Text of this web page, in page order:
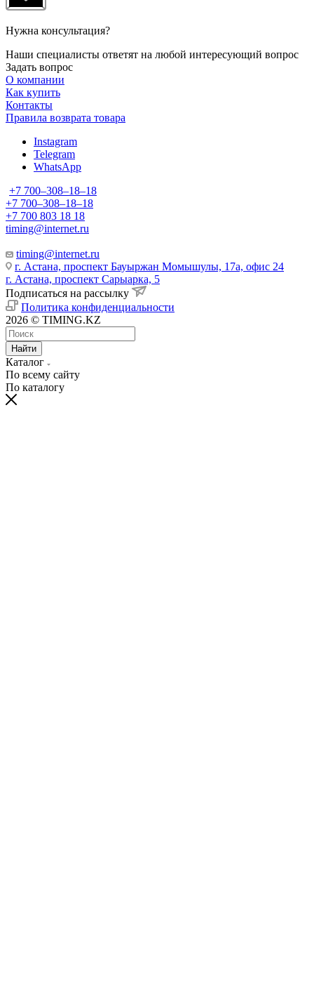
Нужна консультация?
Наши специалисты ответят на любой интересующий вопрос
Задать вопрос
О компании
Как купить
Контакты
Правила возврата товара
Instagram
Telegram
WhatsApp
+7 700‒308‒18‒18
+7 700‒308‒18‒18
+7 700 803 18 18
timing@internet.ru
timing@internet.ru
г. Астана, проспект Бауыржан Момышулы, 17а, офис 24
г. Астана, проспект Сарыарка, 5
Подписаться на рассылку
Политика конфиденциальности
2026 © TIMING.KZ
Найти
Каталог
По всему сайту
По каталогу